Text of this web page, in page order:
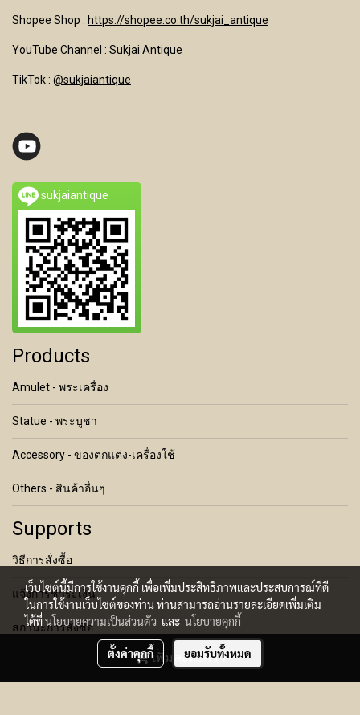
เพิ่มลงตะกร้า
Shopee Shop : https://shopee.co.th/sukjai_antique
YouTube Channel : Sukjai Antique
TikTok : @sukjaiantique
sukjaiantique
Products
Amulet - พระเครื่อง
Statue - พระบูชา
Accessory - ของตกแต่ง-เครื่องใช้
Others - สินค้าอื่นๆ
Supports
วิธีการสั่งซื้อ
แจ้งการชำระเงิน
สถานะการสั่งซื้อ
เงื่อนไขการคืนสินค้า
เว็บไซต์นี้มีการใช้งานคุกกี้ เพื่อเพิ่มประสิทธิภาพและประสบการณ์ที่ดี
ในการใช้งานเว็บไซต์ของท่าน ท่านสามารถอ่านรายละเอียดเพิ่มเติม
ได้ที่นโยบายความเป็นส่วนตัว และ นโยบายคุกกี้
ตั้งค่าคุกกี้ ยอมรับทั้งหมด